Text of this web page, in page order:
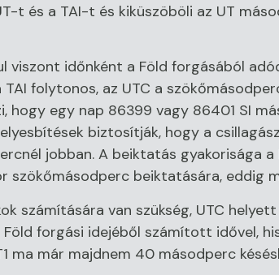
t és a TAI-t és kiküszöböli az UT
viszont időnként a Föld forgásából
folytonos, az UTC a
hogy egy nap 86399 vagy 86401 SI
biztosítják, hogy a
jobban. A beiktatás gyakorisága
szökőmásodperc beiktatására, eddig
számítására van szükség, UTC
forgási idejéből számított idővel,
ma már majdnem 40 másodperc